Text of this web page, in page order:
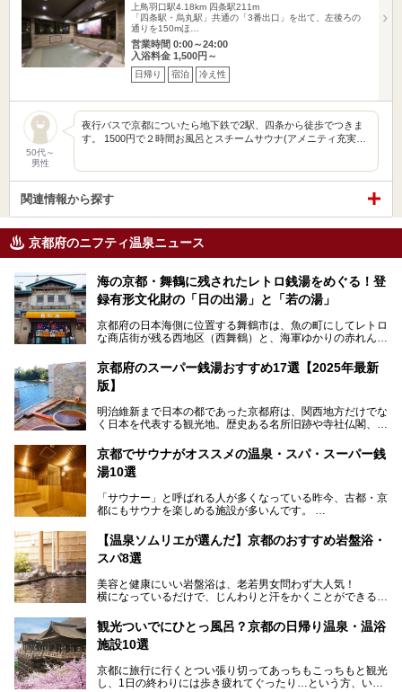
上鳥羽口駅4.18km 四条駅211m
「四条駅・烏丸駅」共通の「3番出口」を出て、左後ろの
通りを150mほ…
営業時間 0:00～24:00
入浴料金 1,500円～
日帰り 宿泊 冷え性
50代～
男性
夜行バスで京都についたら地下鉄で2駅、四条から徒歩でつきま
す。 1500円で２時間お風呂とスチームサウナ(アメニティ充実…
関連情報から探す
京都府のニフティ温泉ニュース
海の京都・舞鶴に残されたレトロ銭湯をめぐる！登
録有形文化財の「日の出湯」と「若の湯」
京都府の日本海側に位置する舞鶴市は、魚の町にしてレトロ
な商店街が残る西地区（西舞鶴）と、海軍ゆかりの赤れんが
ます。今回案内するのは西地区に今も残る2軒の銭湯「日の
出湯」と「若の湯」。いずれも国の登録有形文化財に指定さ
れた歴史ある建物でありながら、今も現役のお風呂屋さんで
漁師町や商店街で働く人々を支えてきたこの2軒の銭湯とと
ます。
───
この記事は京都府舞鶴市のPR記事です。
京都府のスーパー銭湯おすすめ17選【2025年最新
版】
明治維新まで日本の都であった京都府は、関西地方だけでな
く日本を代表する観光地。歴史ある名所旧跡や寺社仏閣、そ
今回は、そんな京都府で2025年現在おすすめのスーパー銭
湯を紹介します。
部でレジャー気分を満喫できる温泉施設まで、好みのスーパ
ー銭湯を探してみてくださいね。
京都でサウナがオススメの温泉・スパ・スーパー銭
湯10選
「サウナー」と呼ばれる人が多くなっている昨今、古都・京
都にもサウナを楽しめる施設が多いんです。
自分の好きなサウナを探すのもいいですが、さまざまなサウ
ナを体感してみたいですよね。
のある温浴施設を紹介します。
ウナを楽しみましょう！
【温泉ソムリエが選んだ】京都のおすすめ岩盤浴・
スパ8選
美容と健康にいい岩盤浴は、老若男女問わず大人気！
横になっているだけで、じんわりと汗をかくことができるの
地元の方はもちろん、旅先としても人気の京都。
観光のついでに岩盤浴のある温泉に浸かってリフレッシュす
今回は京都にある岩盤浴のある施設をピックアップしてご紹
観光ついでにひとっ風呂？京都の日帰り温泉・温浴
施設10選
京都に旅行に行くとつい張り切ってあっちもこっちもと観光
し、1日の終わりには歩き疲れてぐったり…という方、いま